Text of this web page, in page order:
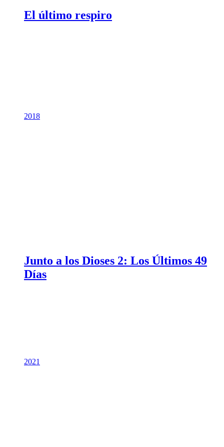
El último respiro
2018
Junto a los Dioses 2: Los Últimos 49
Días
2021